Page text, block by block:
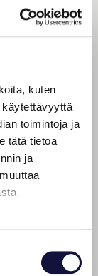
kuten
toimintoja ja
tätä tietoa
ja